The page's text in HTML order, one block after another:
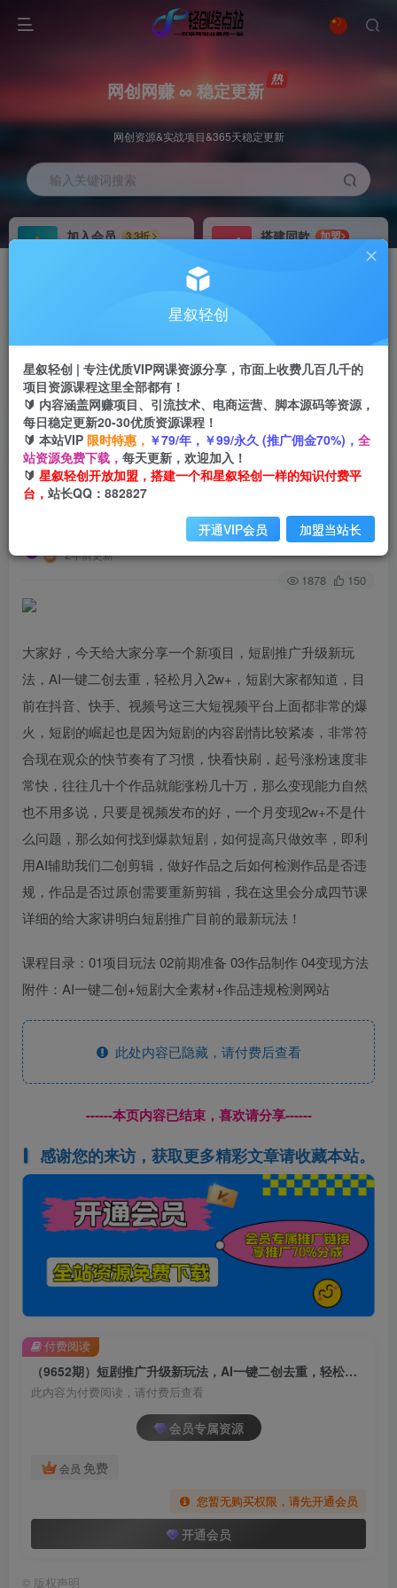
网创网赚 ∞ 稳定更新
网创资源&实战项目&365天稳定更新
输入关键词搜索
加入会员
3.3折
搭建同款
加盟
首页 创业课程 会员专属 正文
（9652期）短剧推广升级新玩法，AI一键二创去
重，轻松月入2w+
2年前更新
关注 私信
1878 150
大家好，今天给大家分享一个新项目，短剧推广升级新玩
法，AI一键二创去重，轻松月入2w+，短剧大家都知道，目
前在抖音、快手、视频号这三大短视频平台上面都非常的爆
火，短剧的崛起也是因为短剧的内容剧情比较紧凑，非常符
合现在观众的快节奏有了习惯，快看快刷，起号涨粉速度非
常快，往往几十个作品就能涨粉几十万，那么变现能力自然
也不用多说，只要是视频发布的好，一个月变现2w+不是什
么问题，那么如何找到爆款短剧，如何提高只做效率，即利
用AI辅助我们二创剪辑，做好作品之后如何检测作品是否违
规，作品是否过原创需要重新剪辑，我在这里会分成四节课
详细的给大家讲明白短剧推广目前的最新玩法！
课程目录：01项目玩法 02前期准备 03作品制作 04变现方法
附件：AI一键二创+短剧大全素材+作品违规检测网站
此处内容已隐藏，请付费后查看
------本页内容已结束，喜欢请分享------
感谢您的来访，获取更多精彩文章请收藏本站。
（9652期）短剧推广升级新玩法，AI一键二创去重，轻松月入2w+
此内容为付费阅读，请付费后查看
会员专属资源
会员 免费
您暂无购买权限，请先开通会员
开通会员
付费阅读
© 版权声明
星叙轻创
星叙轻创 | 专注优质VIP网课资源分享，市面上收费几百几千的
项目资源课程这里全部都有！
🔰 内容涵盖网赚项目、引流技术、电商运营、脚本源码等资源，
每日稳定更新20-30优质资源课程！
🔰 本站VIP 限时特惠， ￥79/年，￥99/永久 (推广佣金70%)， 全
站资源免费下载， 每天更新，欢迎加入！
🔰 星叙轻创开放加盟，搭建一个和星叙轻创一样的知识付费平
台， 站长QQ：882827
开通VIP会员 加盟当站长